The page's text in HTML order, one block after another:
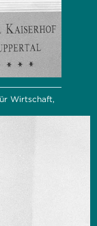
Wirtschaft,